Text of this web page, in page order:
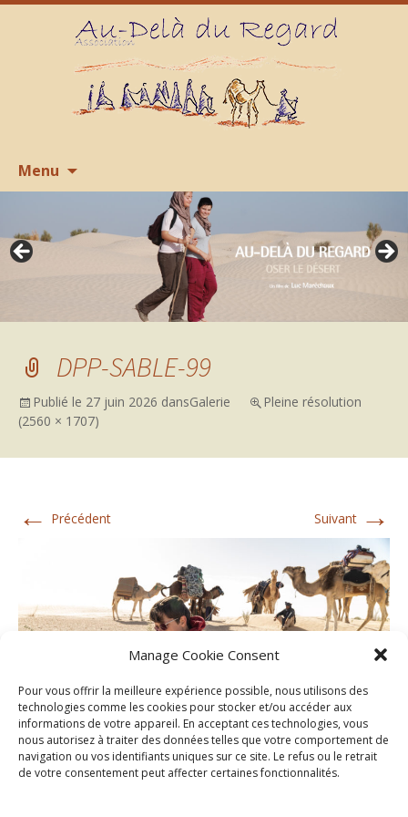
Manage Cookie Consent
Pour vous offrir la meilleure expérience possible, nous utilisons des
technologies comme les cookies pour stocker et/ou accéder aux
informations de votre appareil. En acceptant ces technologies, vous
nous autorisez à traiter des données telles que votre comportement de
navigation ou vos identifiants uniques sur ce site. Le refus ou le retrait
de votre consentement peut affecter certaines fonctionnalités.
Menu
contenu
DPP-SABLE-99
Publié le 27 juin 2026 dansGalerie
Pleine résolution
(2560 × 1707)
← Précédent Suivant →